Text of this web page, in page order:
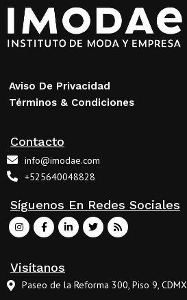
Aviso De Privacidad
Términos & Condiciones
Contacto
info@imodae.com
+525640048828
Síguenos En Redes Sociales
Visítanos
Paseo de la Reforma 300, Piso 9, CDMX